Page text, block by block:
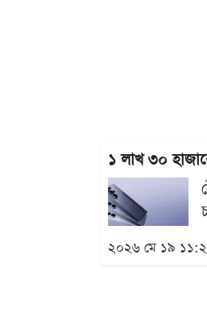
১ লাখ ৩০
২০২৬ মে ১৯